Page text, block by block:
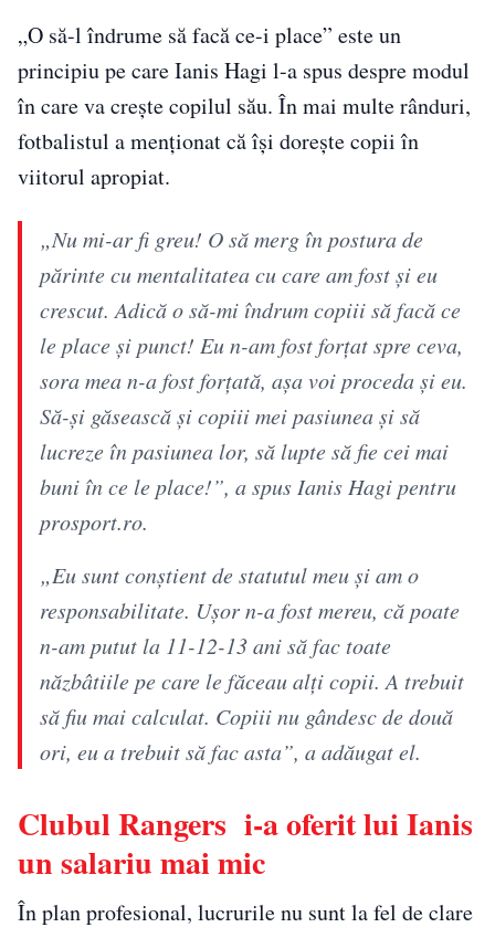
„O să-l îndrume să facă ce-i place” este un
principiu pe care Ianis Hagi l-a spus despre modul
în care va crește copilul său. În mai multe rânduri,
fotbalistul a menționat că își dorește copii în
viitorul apropiat.
„Nu mi-ar fi greu! O să merg în postura de
părinte cu mentalitatea cu care am fost și eu
crescut. Adică o să-mi îndrum copiii să facă ce
le place și punct! Eu n-am fost forțat spre ceva,
sora mea n-a fost forțată, așa voi proceda și eu.
Să-și găsească și copiii mei pasiunea și să
lucreze în pasiunea lor, să lupte să fie cei mai
buni în ce le place!”, a spus Ianis Hagi pentru
prosport.ro.
„Eu sunt conștient de statutul meu și am o
responsabilitate. Ușor n-a fost mereu, că poate
n-am putut la 11-12-13 ani să fac toate
năzbâtiile pe care le făceau alți copii. A trebuit
să fiu mai calculat. Copiii nu gândesc de două
ori, eu a trebuit să fac asta”, a adăugat el.
Clubul Rangers i-a oferit lui Ianis
un salariu mai mic
În plan profesional, lucrurile nu sunt la fel de clare